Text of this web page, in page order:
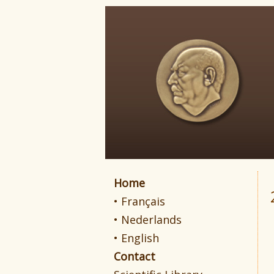
Home
• Français
• Nederlands
• English
Contact